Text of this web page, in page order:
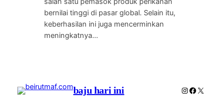
bernilai tinggi di pasar global. Selain itu,
keberhasilan ini juga mencerminkan
meningkatnya…
baju hari ini Instagram
X